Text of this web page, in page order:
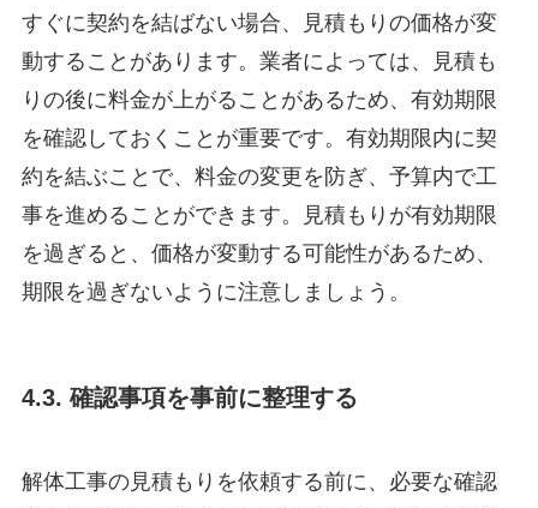
すぐに契約を結ばない場合、見積もりの価格が変
動することがあります。業者によっては、見積も
りの後に料金が上がることがあるため、有効期限
を確認しておくことが重要です。有効期限内に契
約を結ぶことで、料金の変更を防ぎ、予算内で工
事を進めることができます。見積もりが有効期限
を過ぎると、価格が変動する可能性があるため、
期限を過ぎないように注意しましょう。
4.3. 確認事項を事前に整理する
解体工事の見積もりを依頼する前に、必要な確認